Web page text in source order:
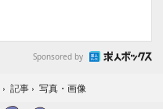
Sponsored by
› 記事 › 写真・画像